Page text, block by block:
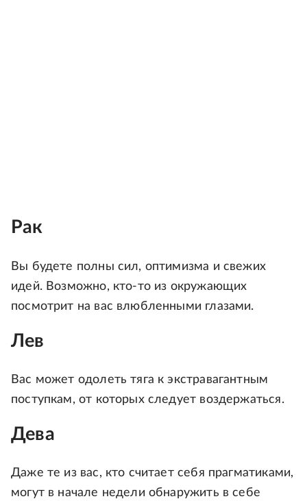
Рак
Вы будете полны сил, оптимизма и свежих
идей. Возможно, кто-то из окружающих
посмотрит на вас влюбленными глазами.
Лев
Вас может одолеть тяга к экстравагантным
поступкам, от которых следует воздержаться.
Дева
Даже те из вас, кто считает себя прагматиками,
могут в начале недели обнаружить в себе